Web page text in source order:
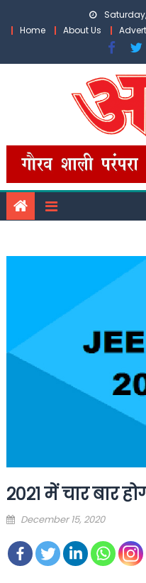
Home
About Us
२०२१ में चार बार
Posted
December 15, 2020